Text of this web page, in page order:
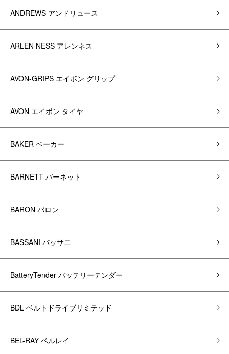
ANDREWS アンドリュース
ARLEN NESS アレンネス
AVON-GRIPS エイボン グリップ
AVON エイボン タイヤ
BAKER ベーカー
BARNETT バーネット
BARON バロン
BASSANI バッサニ
BatteryTender バッテリーテンダー
BDL ベルトドライブリミテッド
BEL-RAY ベルレイ